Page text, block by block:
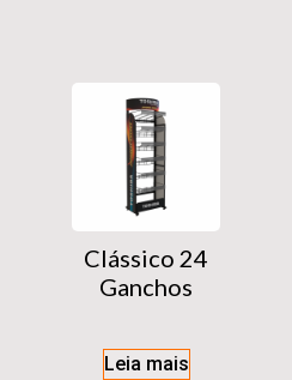
Clássico 24
Ganchos
Leia mais